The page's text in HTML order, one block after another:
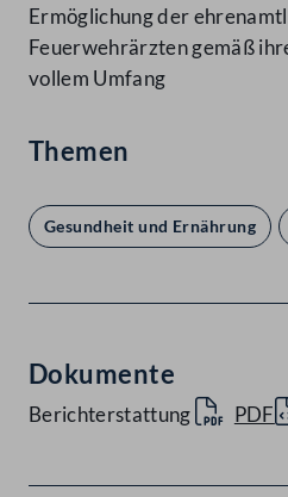
Ermöglichung der
Feuerwehrärzten gemäß
vollem Umfang
Themen
Gesundheit und Ernährung
Dokumente
Berichterstattung PDF